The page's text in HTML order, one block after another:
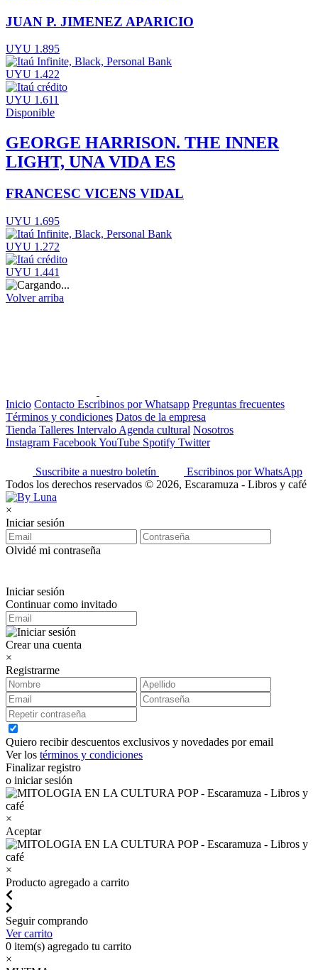
JUAN P. JIMENEZ APARICIO
UYU 1.895
UYU 1.422
UYU 1.611
Disponible
GEORGE HARRISON. THE INNER
LIGHT, UNA VIDA ES
FRANCESC VICENS VIDAL
UYU 1.695
UYU 1.272
UYU 1.441
Volver arriba
Inicio Contacto Escribinos por Whatsapp Preguntas frecuentes
Términos y condiciones Datos de la empresa
Tienda Talleres Intervalo Agenda cultural Nosotros
Instagram FacebookYouTube Spotify Twitter
Suscribite a nuestro boletín
Escribinos por WhatsApp
Todos los derechos reservados © 2026, Escaramuza - Libros y café
×
Iniciar sesión
Olvidé mi contraseña
Iniciar sesión
Continuar como invitado
Crear una cuenta
×
Registrarme
Quiero recibir descuentos exclusivos y novedades por email
Ver los términos y condiciones
Finalizar registro
o iniciar sesión
×
Aceptar
×
Producto agregado a carrito
Seguir comprando
Ver carrito
0 item(s) agregado tu carrito
×